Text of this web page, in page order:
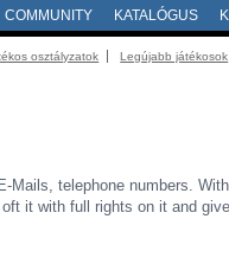
COMMUNITY KATALÓGUS
osztályzatok Legújabb játékosok
Mails, telephone numbers.
it with full rights on it and